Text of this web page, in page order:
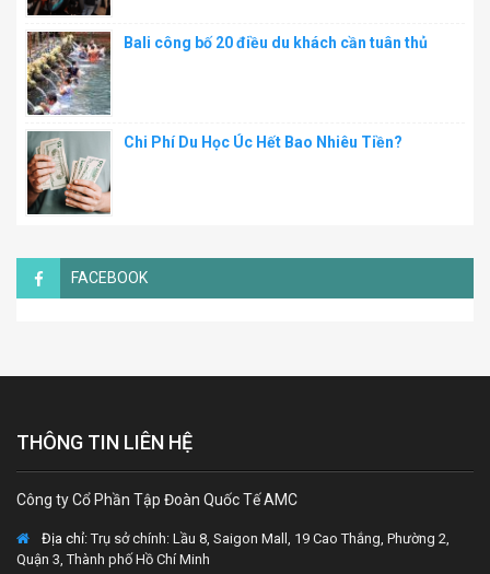
Bali công bố 20 điều du khách cần tuân thủ
Chi Phí Du Học Úc Hết Bao Nhiêu Tiền?
FACEBOOK
THÔNG TIN LIÊN HỆ
Công ty Cổ Phần Tập Đoàn Quốc Tế AMC
Địa chỉ:Trụ sở chính: Lầu 8, Saigon Mall, 19 Cao Thắng, Phường 2,
Quận 3, Thành phố Hồ Chí Minh